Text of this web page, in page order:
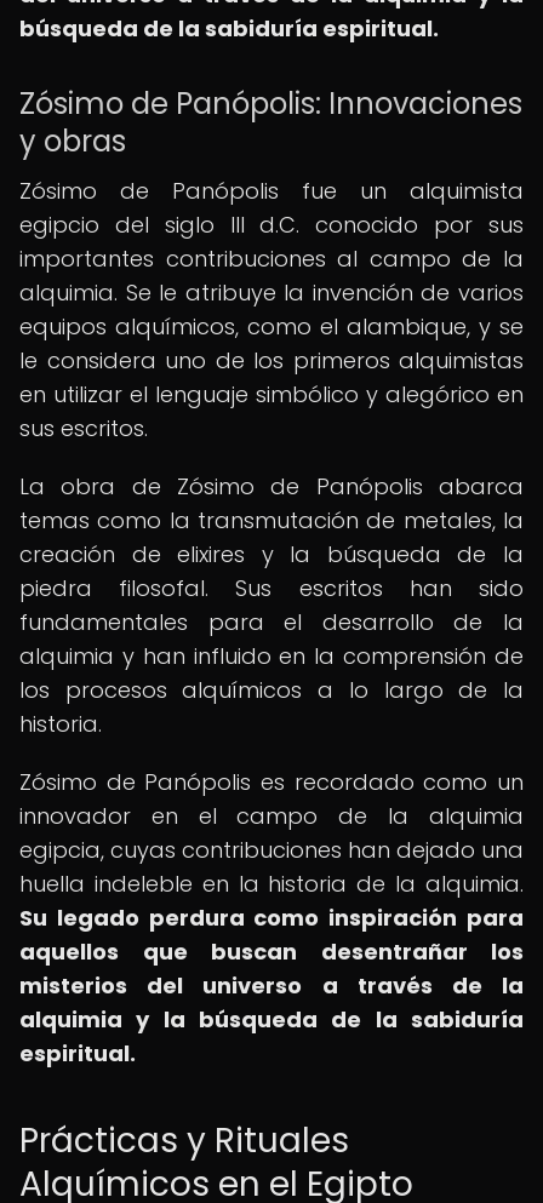
búsqueda de la sabiduría espiritual.
Zósimo de Panópolis: Innovaciones
y obras
Zósimo de Panópolis fue un alquimista
egipcio del siglo III d.C. conocido por sus
importantes contribuciones al campo de la
alquimia. Se le atribuye la invención de varios
equipos alquímicos, como el alambique, y se
le considera uno de los primeros alquimistas
en utilizar el lenguaje simbólico y alegórico en
sus escritos.
La obra de Zósimo de Panópolis abarca
temas como la transmutación de metales, la
creación de elixires y la búsqueda de la
piedra filosofal. Sus escritos han sido
fundamentales para el desarrollo de la
alquimia y han influido en la comprensión de
los procesos alquímicos a lo largo de la
historia.
Zósimo de Panópolis es recordado como un
innovador en el campo de la alquimia
egipcia, cuyas contribuciones han dejado una
huella indeleble en la historia de la alquimia.
Su legado perdura como inspiración para
aquellos que buscan desentrañar los
misterios del universo a través de la
alquimia y la búsqueda de la sabiduría
espiritual.
Prácticas y Rituales
Alquímicos en el Egipto